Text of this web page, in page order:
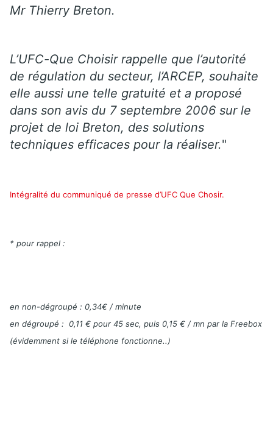
Mr Thierry Breton.
L’UFC-Que Choisir rappelle que l’autorité
de régulation du secteur, l’ARCEP, souhaite
elle aussi une telle gratuité et a proposé
dans son avis du 7 septembre 2006 sur le
projet de loi Breton, des solutions
techniques efficaces pour la réaliser."
Intégralité du communiqué de presse d’UFC Que Chosir.
* pour rappel :
en non-dégroupé : 0,34€ / minute
en dégroupé :
0,11 € pour 45 sec, puis 0,15 € / mn par la Freebox
(évidemment si le téléphone fonctionne..)